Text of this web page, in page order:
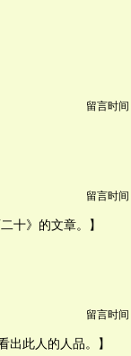
留言时间
留言时间
十》的文章。】
留言时间
出此人的人品。】